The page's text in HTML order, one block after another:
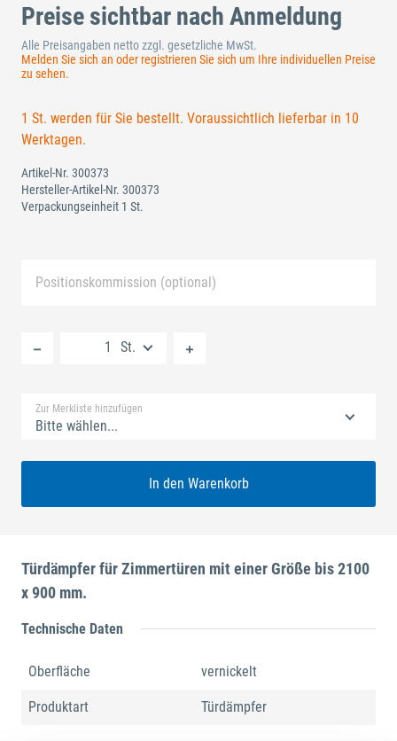
Preise sichtbar nach Anmeldung
Alle Preisangaben netto zzgl. gesetzliche MwSt.
Melden Sie sich an oder registrieren Sie sich um Ihre individuellen Preise
zu sehen.
1 St. werden für Sie bestellt. Voraussichtlich lieferbar in 10
Werktagen.
Artikel-Nr. 300373
Hersteller-Artikel-Nr. 300373
Verpackungseinheit 1 St.
Positionskommission (optional)
St.
Zur Merkliste hinzufügen
Bitte wählen...
In den Warenkorb
Türdämpfer für Zimmertüren mit einer Größe bis 2100
x 900 mm.
Technische Daten
Oberfläche vernickelt
Produktart Türdämpfer